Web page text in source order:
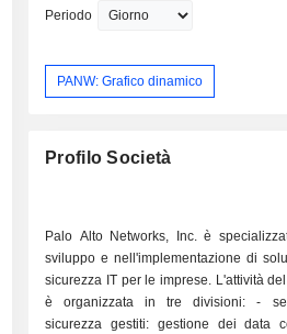
Periodo
PANW: Grafico dinamico
Profilo Società
Palo Alto Networks, Inc. è
sviluppo e nell'implementazione di
sicurezza IT per le imprese. L'attività
è organizzata in tre divisioni: - servizi di
sicurezza gestiti: gestione dei data